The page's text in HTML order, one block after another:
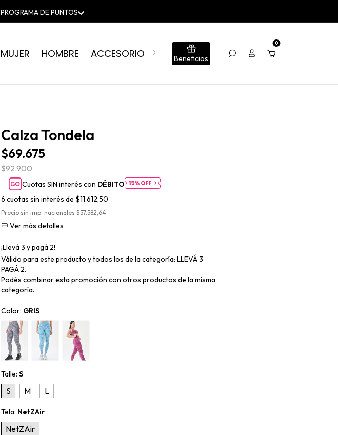
PROGRAMA DE PUNTOS
MUJER HOMBRE ACCESORIOS BLOG CONJUNTOS SUMÁ TU LOCAL
Beneficios
0
Calza Tondela
$69.675
$92.900
Cuotas SIN interés con DÉBITO
6 cuotas sin interés de $11.612,50
Precio sin imp. nacionales $57.582,64
Ver más detalles
¡Llevá 3 y pagá 2!
Válido para este producto y todos los de la categoría: LLEVÁ 3
PAGÁ 2.
Podés combinar esta promoción con otros productos de la misma
categoría.
Color: GRIS
Talle: S
S M L
Tela: NetZAir
NetZAir